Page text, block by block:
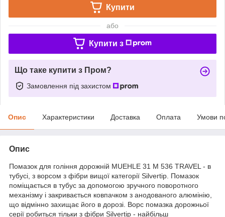
Купити
або
Купити з
Що таке купити з Пром?
Замовлення під захистом
Опис Характеристики Доставка Оплата Умови
Опис
Помазок для гоління дорожній MUEHLE 31 M 536 TRAVEL - в
тубусі, з ворсом з фібри вищої категорії Silvertip. Помазок
поміщається в тубус за допомогою зручного поворотного
механізму і закривається ковпачком з анодованого алюмінію,
що відмінно захищає його в дорозі. Ворс помазка дорожньої
серії робиться тільки з фібри Silvertip - найбільш